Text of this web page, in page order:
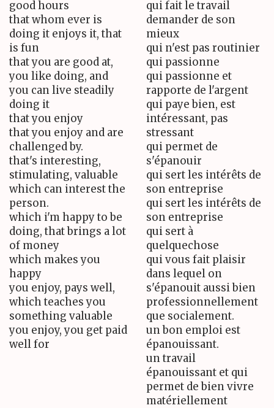
good hours
that whom ever is
doing it enjoys it, that
is fun
that you are good at,
you like doing, and
you can live steadily
doing it
that you enjoy
that you enjoy and are
challenged by.
that's interesting,
stimulating, valuable
which can interest the
person.
which i'm happy to be
doing, that brings a lot
of money
which makes you
happy
you enjoy, pays well,
which teaches you
something valuable
you enjoy, you get paid
well for
qui fait le travail
demander de son
mieux
qui n'est pas routinier
qui passionne
qui passionne et
rapporte de l'argent
qui paye bien, est
intéressant, pas
stressant
qui permet de
s'épanouir
qui sert les intérêts de
son entreprise
qui sert les intérêts de
son entreprise
qui sert à
quelquechose
qui vous fait plaisir
dans lequel on
s'épanouit aussi bien
professionnellement
que socialement.
un bon emploi est
épanouissant.
un travail
épanouissant et qui
permet de bien vivre
matériellement